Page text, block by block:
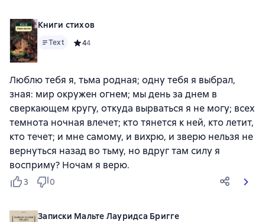
Книги стихов
Text Средний рейтинг 4 на основе 4 оценок
44
Люблю тебя я, тьма родная; одну тебя я выбрал,
зная: мир окружен огнем; мы день за днем в
сверкающем кругу, откуда вырваться я не могу; всех
темнота ночная влечет; кто тянется к ней, кто летит,
кто течет; и мне самому, и вихрю, и зверю нельзя не
вернуться назад во тьму, но вдруг там силу я
восприму? Ночам я верю.
3 0
Записки Мальте Лауридса Бригге